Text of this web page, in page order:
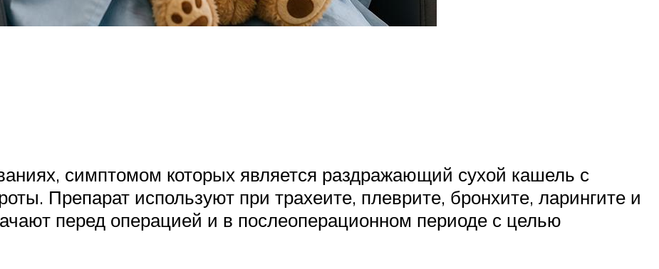
симптомом которых является раздражающий сухой кашель с
Препарат используют при трахеите, плеврите, бронхите, ларингите и
перед операцией и в послеоперационном периоде с целью